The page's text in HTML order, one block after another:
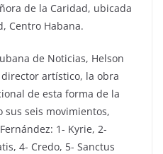
de la Caridad, ubicada
Centro Habana.
de Noticias, Helson
artístico, la obra
de esta forma de la
sus seis movimientos,
1- Kyrie, 2-
4- Credo, 5- Sanctus